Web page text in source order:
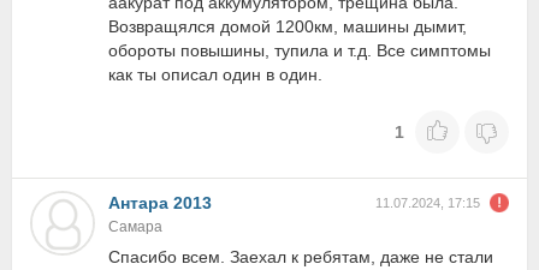
Возвращялся домой 1200км, машины дымит,
обороты повышины, тупила и т.д. Все симптомы
как ты описал один в один.
1
Антара 2013 11.07.2024, 17:15
Самара
Спасибо всем. Заехал к ребятам, даже не стали